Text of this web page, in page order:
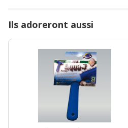
Ils adoreront aussi